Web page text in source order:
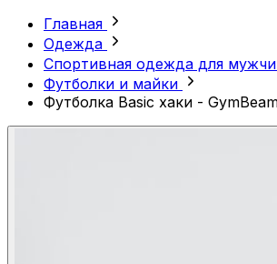
Главная
Одежда
Спортивная одежда для
Футболки и майки
Футболка Basic хаки -